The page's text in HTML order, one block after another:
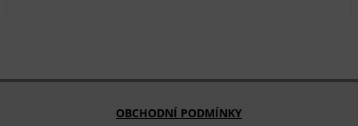
OBCHODNÍ PODMÍNKY